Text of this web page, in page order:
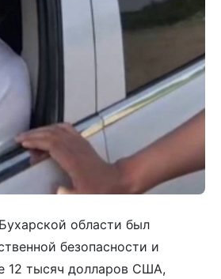
области был
безопасности и
12 тысяч долларов США,